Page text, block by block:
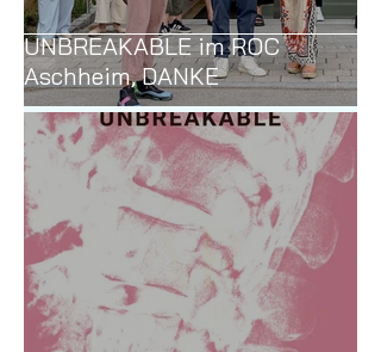
UNBREAKABLE im ROC
Aschheim, DANKE